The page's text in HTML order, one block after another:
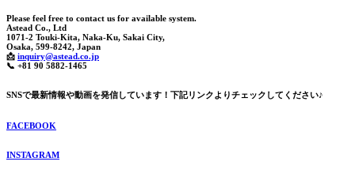
Please feel free to contact us for available system.
Astead Co., Ltd
1071-2 Touki-Kita, Naka-Ku, Sakai City,
Osaka, 599-8242, Japan
📩 inquiry@astead.co.jp
📞 +81 90 5882-1465
SNSで最新情報や動画を発信しています！下記リンクよりチェックしてください♪
FACEBOOK
INSTAGRAM